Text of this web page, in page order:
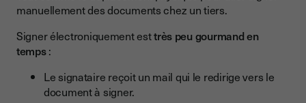
manuellement des documents chez un tiers.
Signer électroniquement esttrès peu gourmand en
temps:
Le signataire reçoit un mail qui le redirige vers le
document à signer.